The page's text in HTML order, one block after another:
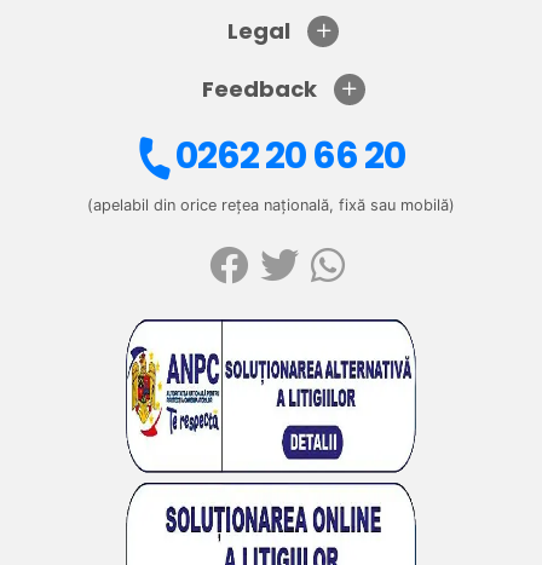
Legal
Feedback
0262 20 66 20
(apelabil din orice rețea națională, fixă sau mobilă)